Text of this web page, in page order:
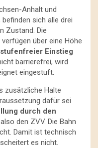
Anhalt und
befinden sich alle drei
Zustand. Die
verfügen über eine Höhe
stufenfreier Einstieg
barrierefrei, wird
eingestuft.
zusätzliche Halte
dafür sei
durch den
den ZVV. Die Bahn
Damit ist technisch
es nicht.